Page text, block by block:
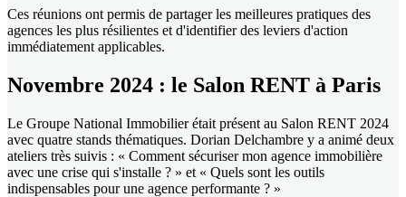
Ces réunions ont permis de partager les meilleures pratiques des
agences les plus résilientes et d'identifier des leviers d'action
immédiatement applicables.
Novembre 2024 : le Salon RENT à Paris
Le Groupe National Immobilier était présent au Salon RENT 2024
avec quatre stands thématiques. Dorian Delchambre y a animé deux
ateliers très suivis : « Comment sécuriser mon agence immobilière
avec une crise qui s'installe ? » et « Quels sont les outils
indispensables pour une agence performante ? »